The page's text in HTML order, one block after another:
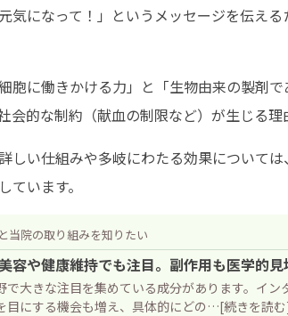
気になって！」というメッセージを伝え
胞に働きかける力」と「生物由来の製剤
会的な制約（献血の制限など）が生じる理
しい仕組みや多岐にわたる効果について
ています。
当院の取り組みを知りたい
容や健康維持でも注目。副作用も医学的見
で大きな注目を集めている成分があります。イン
目にする機会も増え、具体的にどの…[続きを読